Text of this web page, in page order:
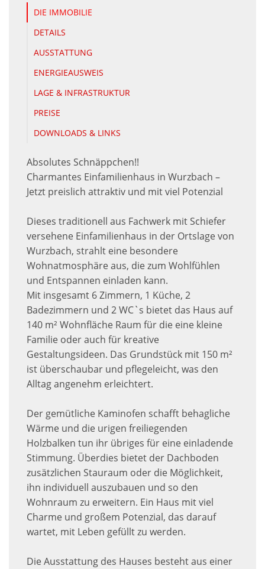
DIE IMMOBILIE
DETAILS
AUSSTATTUNG
ENERGIEAUSWEIS
LAGE & INFRASTRUKTUR
PREISE
DOWNLOADS & LINKS
Absolutes Schnäppchen!!
Charmantes Einfamilienhaus in Wurzbach –
Jetzt preislich attraktiv und mit viel Potenzial
Dieses traditionell aus Fachwerk mit Schiefer
versehene Einfamilienhaus in der Ortslage von
Wurzbach, strahlt eine besondere
Wohnatmosphäre aus, die zum Wohlfühlen
und Entspannen einladen kann.
Mit insgesamt 6 Zimmern, 1 Küche, 2
Badezimmern und 2 WC`s bietet das Haus auf
140 m² Wohnfläche Raum für die eine kleine
Familie oder auch für kreative
Gestaltungsideen. Das Grundstück mit 150 m²
ist überschaubar und pflegeleicht, was den
Alltag angenehm erleichtert.
Der gemütliche Kaminofen schafft behagliche
Wärme und die urigen freiliegenden
Holzbalken tun ihr übriges für eine einladende
Stimmung. Überdies bietet der Dachboden
zusätzlichen Stauraum oder die Möglichkeit,
ihn individuell auszubauen und so den
Wohnraum zu erweitern. Ein Haus mit viel
Charme und großem Potenzial, das darauf
wartet, mit Leben gefüllt zu werden.
Die Ausstattung des Hauses besteht aus einer